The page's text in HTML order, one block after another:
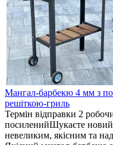
Мангал-барбекю 4 мм з
решіткою-гриль
Термін відправки 2
посиленийШукаєте новий
невеликим, якісним та